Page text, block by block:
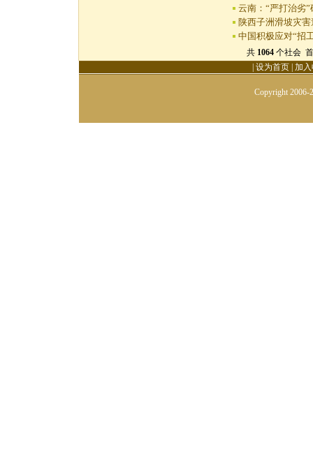
云南：“严打治劣
陕西子洲滑坡灾
中国积极应对“招
共 1064个社会
设为首页 加
Copyright